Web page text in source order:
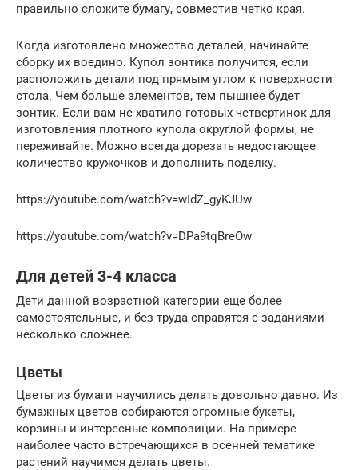
правильно сложите бумагу, совместив четко края.
Когда изготовлено множество деталей, начинайте
сборку их воедино. Купол зонтика получится, если
расположить детали под прямым углом к поверхности
стола. Чем больше элементов, тем пышнее будет
зонтик. Если вам не хватило готовых четвертинок для
изготовления плотного купола округлой формы, не
переживайте. Можно всегда дорезать недостающее
количество кружочков и дополнить поделку.
https://youtube.com/watch?v=wIdZ_gyKJUw
https://youtube.com/watch?v=DPa9tqBreOw
Для детей 3-4 класса
Дети данной возрастной категории еще более
самостоятельные, и без труда справятся с заданиями
несколько сложнее.
Цветы
Цветы из бумаги научились делать довольно давно. Из
бумажных цветов собираются огромные букеты,
корзины и интересные композиции. На примере
наиболее часто встречающихся в осенней тематике
растений научимся делать цветы.